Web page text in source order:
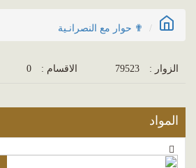
✟ حوار مع النصرانـية
الزوار : 79523 الاقسام : 0
المواد